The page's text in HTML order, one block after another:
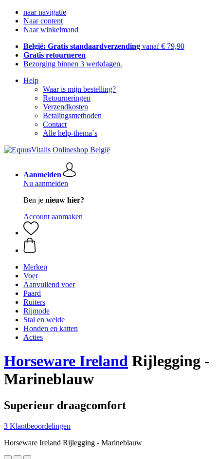
naar navigatie
Naar content
Naar winkelmand
België: Gratis standaardverzending vanaf € 79,90
Gratis retourneren
Bezorging binnen 3 werkdagen.
Help
Waar is mijn bestelling?
Retourneringen
Verzendkosten
Betalingsmethoden
Contact
Alle help-thema`s
Aanmelden
Nu aanmelden
Ben je nieuw hier?
Account aanmaken
Merken
Voer
Aanvullend voer
Paard
Ruiters
Rijmode
Stal en weide
Honden en katten
Acties
Horseware Ireland Rijlegging -
Marineblauw
Superieur draagcomfort
3 Klantbeoordelingen
Horseware Ireland Rijlegging - Marineblauw